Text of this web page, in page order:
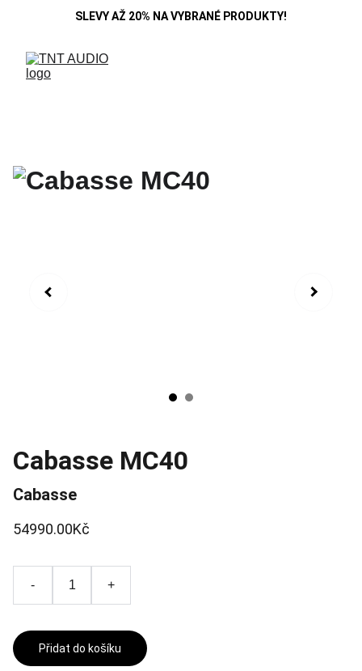
SLEVY AŽ 20% NA VYBRANÉ PRODUKTY!
Cabasse MC40
Cabasse
54990.00Kč
- +
Přidat do košíku